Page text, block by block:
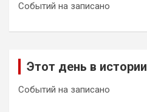
Событий на записано
Этот день в истории
Событий на записано